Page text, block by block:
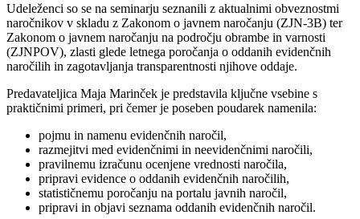
Udeleženci so se na seminarju seznanili z aktualnimi obveznostmi
naročnikov v skladu z Zakonom o javnem naročanju (ZJN-3B) ter
Zakonom o javnem naročanju na področju obrambe in varnosti
(ZJNPOV), zlasti glede letnega poročanja o oddanih evidenčnih
naročilih in zagotavljanja transparentnosti njihove oddaje.
Predavateljica Maja Marinček je predstavila ključne vsebine s
praktičnimi primeri, pri čemer je poseben poudarek namenila:
pojmu in namenu evidenčnih naročil,
razmejitvi med evidenčnimi in neevidenčnimi naročili,
pravilnemu izračunu ocenjene vrednosti naročila,
pripravi evidence o oddanih evidenčnih naročilih,
statističnemu poročanju na portalu javnih naročil,
pripravi in objavi seznama oddanih evidenčnih naročil.